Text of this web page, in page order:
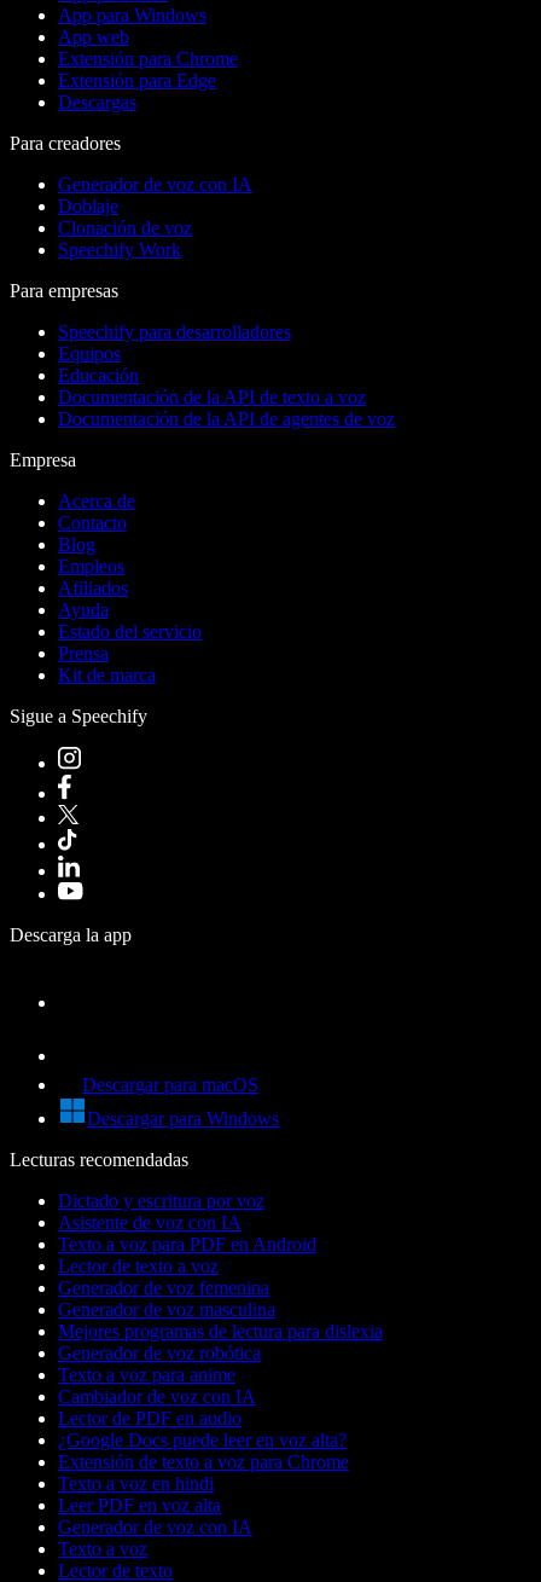
App para Windows
App web
Extensión para Chrome
Extensión para Edge
Descargas
Para creadores
Generador de voz con IA
Doblaje
Clonación de voz
Speechify Work
Para empresas
Speechify para desarrolladores
Equipos
Educación
Documentación de la API de texto a voz
Documentación de la API de agentes de voz
Empresa
Acerca de
Contacto
Blog
Empleos
Afiliados
Ayuda
Estado del servicio
Prensa
Kit de marca
Sigue a Speechify
Descarga la app
Descargar para macOS
Descargar para Windows
Lecturas recomendadas
Dictado y escritura por voz
Asistente de voz con IA
Texto a voz para PDF en Android
Lector de texto a voz
Generador de voz femenina
Generador de voz masculina
Mejores programas de lectura para dislexia
Generador de voz robótica
Texto a voz para anime
Cambiador de voz con IA
Lector de PDF en audio
¿Google Docs puede leer en voz alta?
Extensión de texto a voz para Chrome
Texto a voz en hindi
Leer PDF en voz alta
Generador de voz con IA
Texto a voz
Lector de texto